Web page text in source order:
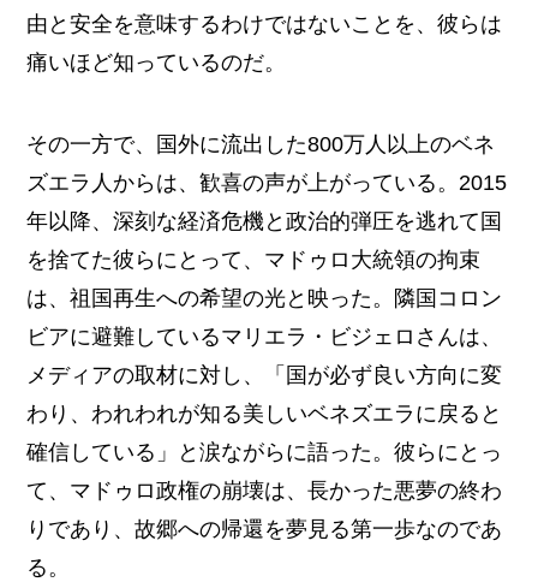
由と安全を意味するわけではないことを、彼らは
痛いほど知っているのだ。
その一方で、国外に流出した800万人以上のベネ
ズエラ人からは、歓喜の声が上がっている。2015
年以降、深刻な経済危機と政治的弾圧を逃れて国
を捨てた彼らにとって、マドゥロ大統領の拘束
は、祖国再生への希望の光と映った。隣国コロン
ビアに避難しているマリエラ・ビジェロさんは、
メディアの取材に対し、「国が必ず良い方向に変
わり、われわれが知る美しいベネズエラに戻ると
確信している」と涙ながらに語った。彼らにとっ
て、マドゥロ政権の崩壊は、長かった悪夢の終わ
りであり、故郷への帰還を夢見る第一歩なのであ
る。